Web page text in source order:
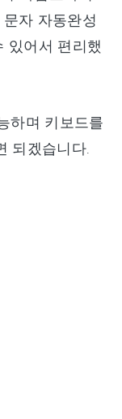
자 자동완성
있어서 편리했
하며 키보드를
되겠습니다.